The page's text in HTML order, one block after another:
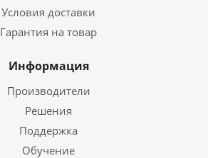
Условия доставки
Гарантия на товар
Информация
Производители
Решения
Поддержка
Обучение